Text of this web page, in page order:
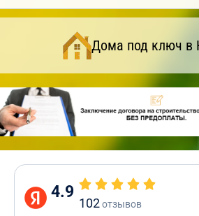
Дома под ключ в
4.9
102отзывов